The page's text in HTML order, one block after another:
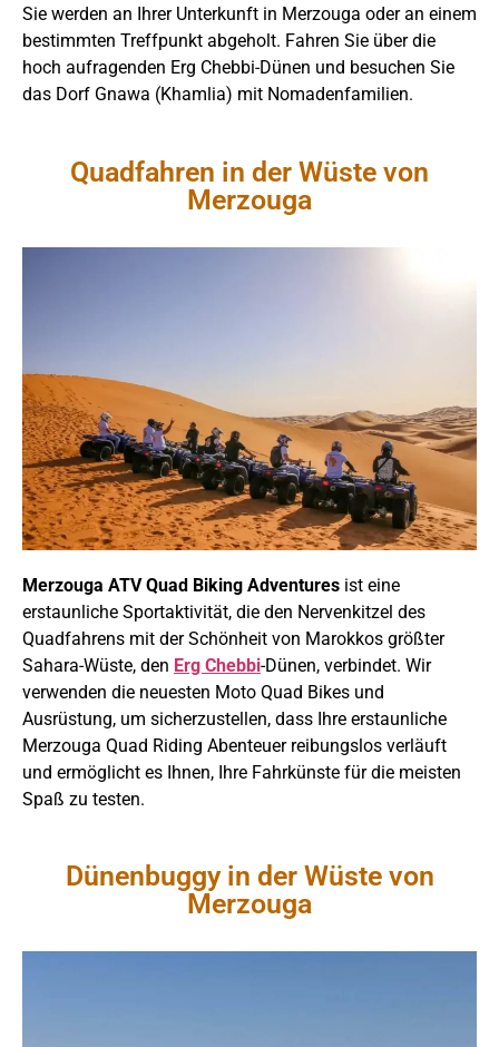
Sie werden an Ihrer Unterkunft in Merzouga oder an einem
bestimmten Treffpunkt abgeholt. Fahren Sie über die
hoch aufragenden Erg Chebbi-Dünen und besuchen Sie
das Dorf Gnawa (Khamlia) mit Nomadenfamilien.
Quadfahren in der Wüste von
Merzouga
Merzouga ATV Quad Biking Adventures ist eine
erstaunliche Sportaktivität, die den Nervenkitzel des
Quadfahrens mit der Schönheit von Marokkos größter
Sahara-Wüste, den Erg Chebbi-Dünen, verbindet. Wir
verwenden die neuesten Moto Quad Bikes und
Ausrüstung, um sicherzustellen, dass Ihre erstaunliche
Merzouga Quad Riding Abenteuer reibungslos verläuft
und ermöglicht es Ihnen, Ihre Fahrkünste für die meisten
Spaß zu testen.
Dünenbuggy in der Wüste von
Merzouga